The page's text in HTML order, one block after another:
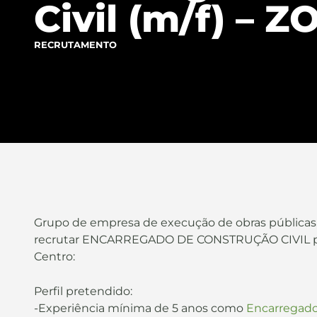
Civil (m/f) –
RECRUTAMENTO
Grupo de empresa de execução de obras
recrutar ENCARREGADO DE CONSTRUÇÃO
Centro:
Perfil pretendido:
-Experiência mínima de 5 anos como